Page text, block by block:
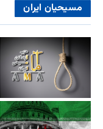
مسیحیان ایران